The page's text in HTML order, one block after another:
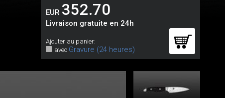
EUR 352.70
Livraison gratuite en 24h
Ajouter au panier:
avec Gravure (24 heures)